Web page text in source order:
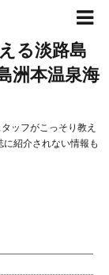
る淡路島
洲本温泉海
ッフがこっそり教え
紹介されない情報も